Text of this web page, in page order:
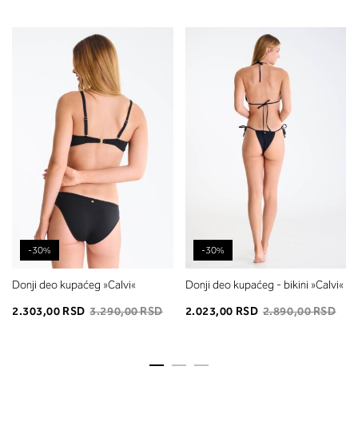
-30%
Donji deo kupaćeg »Calvi«
2.303,00 RSD 3.290,00 RSD
-30%
Donji deo kupaćeg - bikini »Calvi«
2.023,00 RSD 2.890,00 RSD
2. Prsni obseg
Izmerite obim grudi. Postavite
traku preko leđa u nivou dekoltea i
preko grudi, u nivou bradavica - do
udubljenja između grudi. U odeljku
ćete pročitati koja dubina korpe
odgovara vašoj meri (A, B...) -
potražite u koloni koju ste odredili
merenjem grudi.